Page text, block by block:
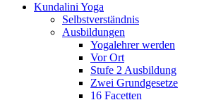
Kundalini Yoga
Selbstverständnis
Ausbildungen
Yogalehrer werden
Vor Ort
Stufe 2 Ausbildung
Zwei Grundgesetze
16 Facetten